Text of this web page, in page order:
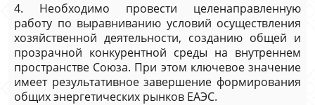
4. Необходимо провести целенаправленную
работу по выравниванию условий осуществления
хозяйственной деятельности, созданию общей и
прозрачной конкурентной среды на внутреннем
пространстве Союза. При этом ключевое значение
имеет результативное завершение формирования
общих энергетических рынков ЕАЭС.